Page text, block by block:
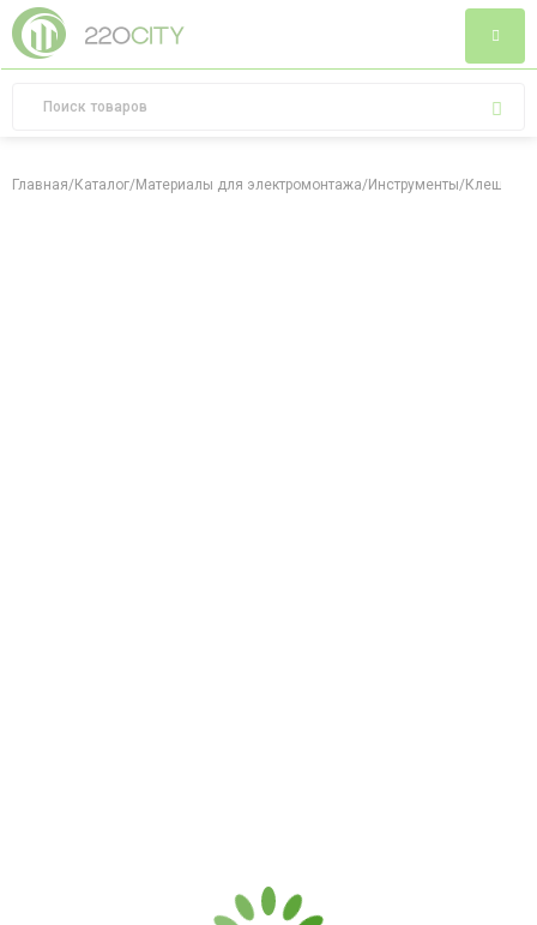
Главная/Каталог/Материалы для электромонтажа/Инструменты/Клещи